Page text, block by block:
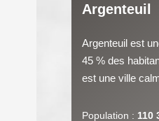
Argenteuil
Argenteuil est
45 % des
est une ville
Population : 110